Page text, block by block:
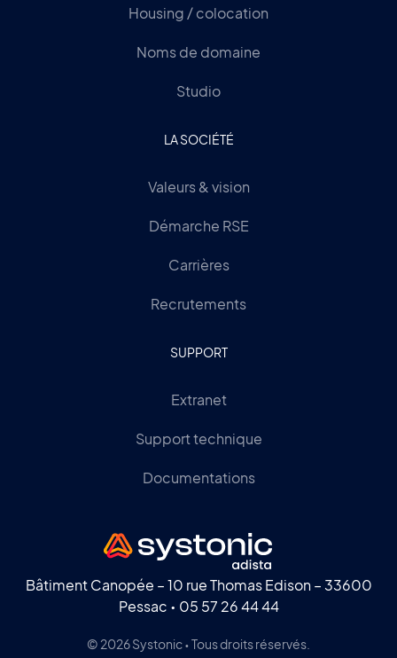
Housing / colocation
Noms de domaine
Studio
LA SOCIÉTÉ
Valeurs & vision
Démarche RSE
Carrières
Recrutements
SUPPORT
Extranet
Support technique
Documentations
Bâtiment Canopée – 10 rue Thomas Edison – 33600
Pessac • 05 57 26 44 44
© 2026 Systonic • Tous droits réservés.